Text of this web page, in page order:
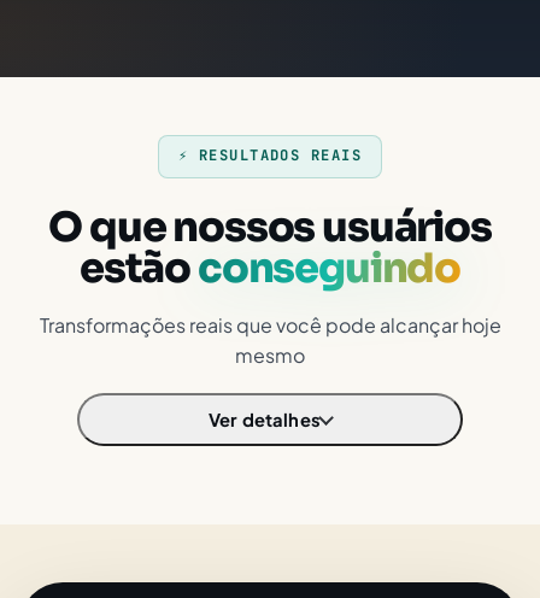
⚡ RESULTADOS REAIS
O que nossos usuários
estãoconseguindo
Transformações reais que você pode alcançar hoje
mesmo
Ver detalhes